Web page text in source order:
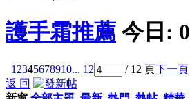
護手霜推薦 今日: 0
1 2345678910... 12 / 12 頁下一頁
返 回